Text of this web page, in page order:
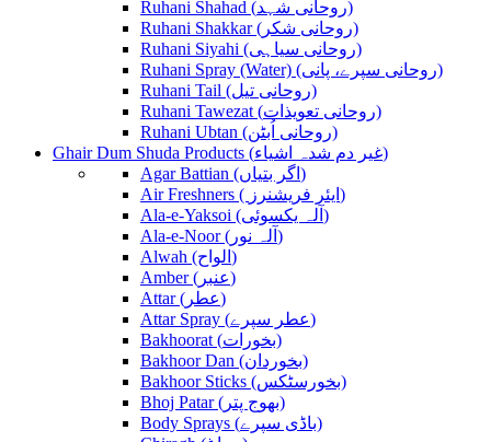
Ruhani Shahad (روحانی شہد)
Ruhani Shakkar (روحانی شکر)
Ruhani Siyahi (روحانی سیاہی)
Ruhani Spray (Water) (روحانی سپرے، پانی)
Ruhani Tail (روحانی تیل)
Ruhani Tawezat (روحانی تعویذات)
Ruhani Ubtan (روحانی اُبٹن)
Ghair Dum Shuda Products (غیر دم شدہ اشیاء)
Agar Battian (اگر بتیاں)
Air Freshners ( ایئر فریشنرز)
Ala-e-Yaksoi (آلہ یکسوئی)
Ala-e-Noor (آلہ نور)
Alwah (الواح)
Amber (عنبر)
Attar (عطر)
Attar Spray (عطر سپرے)
Bakhoorat (بخورات)
Bakhoor Dan (بخوردان)
Bakhoor Sticks (بخورسٹکس)
Bhoj Patar (بھوج پتر)
Body Sprays (باڈی سپرے)